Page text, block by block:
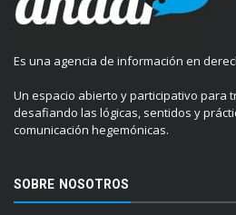
Es una agencia de información en
Un espacio abierto y participativo para
desafiando las lógicas, sentidos y
comunicación hegemónicas.
SOBRE NOSOTROS